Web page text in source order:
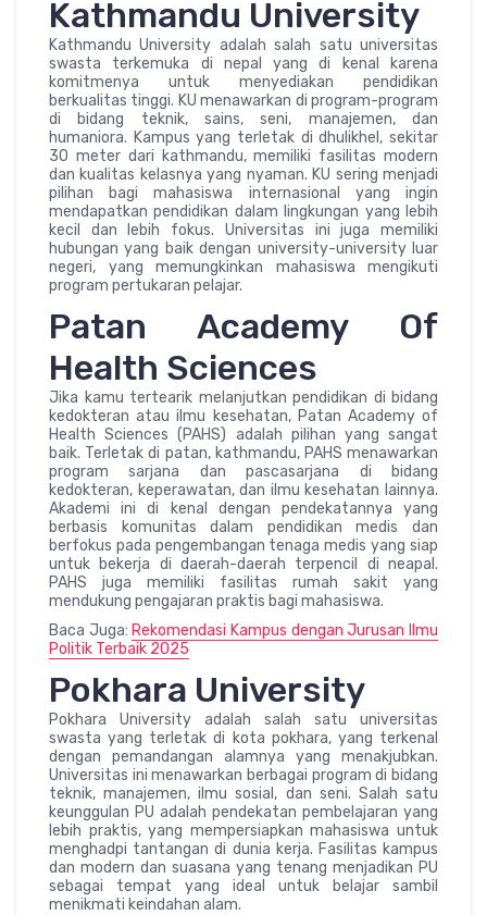
Kathmandu University
Kathmandu University adalah salah satu universitas
swasta terkemuka di nepal yang di kenal karena
komitmenya untuk menyediakan pendidikan
berkualitas tinggi. KU menawarkan di program-program
di bidang teknik, sains, seni, manajemen, dan
humaniora. Kampus yang terletak di dhulikhel, sekitar
30 meter dari kathmandu, memiliki fasilitas modern
dan kualitas kelasnya yang nyaman. KU sering menjadi
pilihan bagi mahasiswa internasional yang ingin
mendapatkan pendidikan dalam lingkungan yang lebih
kecil dan lebih fokus. Universitas ini juga memiliki
hubungan yang baik dengan university-university luar
negeri, yang memungkinkan mahasiswa mengikuti
program pertukaran pelajar.
Patan Academy Of
Health Sciences
Jika kamu tertearik melanjutkan pendidikan di bidang
kedokteran atau ilmu kesehatan, Patan Academy of
Health Sciences (PAHS) adalah pilihan yang sangat
baik. Terletak di patan, kathmandu, PAHS menawarkan
program sarjana dan pascasarjana di bidang
kedokteran, keperawatan, dan ilmu kesehatan lainnya.
Akademi ini di kenal dengan pendekatannya yang
berbasis komunitas dalam pendidikan medis dan
berfokus pada pengembangan tenaga medis yang siap
untuk bekerja di daerah-daerah terpencil di neapal.
PAHS juga memiliki fasilitas rumah sakit yang
mendukung pengajaran praktis bagi mahasiswa.
Baca Juga: Rekomendasi Kampus dengan Jurusan Ilmu
Politik Terbaik 2025
Pokhara University
Pokhara University adalah salah satu universitas
swasta yang terletak di kota pokhara, yang terkenal
dengan pemandangan alamnya yang menakjubkan.
Universitas ini menawarkan berbagai program di bidang
teknik, manajemen, ilmu sosial, dan seni. Salah satu
keunggulan PU adalah pendekatan pembelajaran yang
lebih praktis, yang mempersiapkan mahasiswa untuk
menghadpi tantangan di dunia kerja. Fasilitas kampus
dan modern dan suasana yang tenang menjadikan PU
sebagai tempat yang ideal untuk belajar sambil
menikmati keindahan alam.